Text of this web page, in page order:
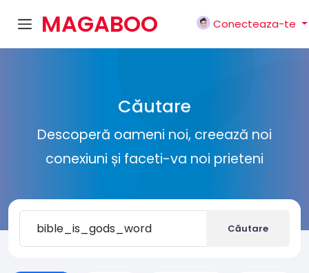
MAGABOO
Conecteaza-te
Căutare
Descoperă oameni noi, creează noi
conexiuni și faceti-va noi prieteni
Căutare